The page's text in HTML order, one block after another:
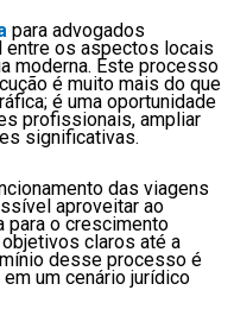
para advogados
entre os aspectos locais
moderna. Este processo
é muito mais do que
é uma oportunidade
profissionais, ampliar
significativas.
das viagens
aproveitar ao
para o crescimento
claros até a
desse processo é
um cenário jurídico